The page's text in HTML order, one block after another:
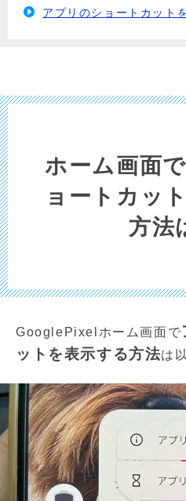
アプリのショートカット
ホーム画面
ョートカッ
方法
GooglePixelホーム画面で
ットを表示する方法は